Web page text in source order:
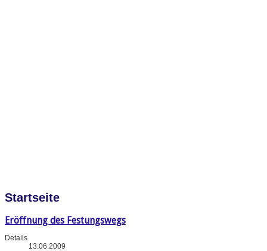
Startseite
Eröffnung des Festungswegs
Details
13.06.2009